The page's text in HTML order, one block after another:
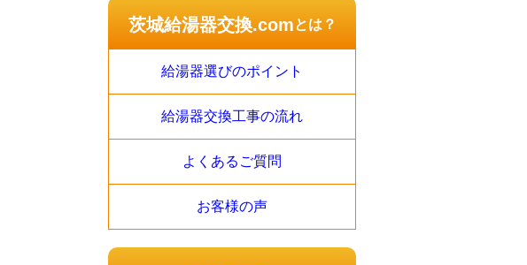
茨城給湯器交換.comとは？
給湯器選びのポイント
給湯器交換工事の流れ
よくあるご質問
お客様の声